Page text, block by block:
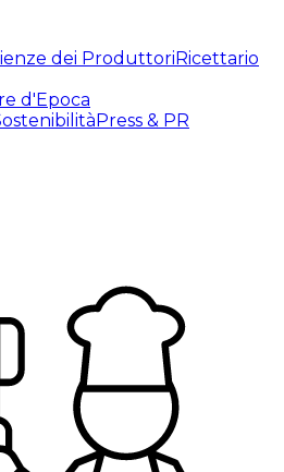
dei ProduttoriRicettario
d'Epoca
Press & PR